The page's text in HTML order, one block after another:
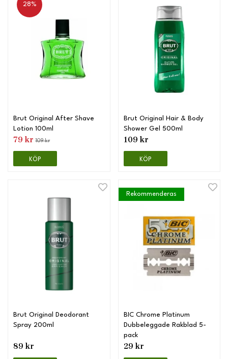
28%
Brut Original After Shave
Lotion 100ml
79 kr 109 kr
KÖP
Brut Original Hair & Body
Shower Gel 500ml
109 kr
KÖP
Brut Original Deodorant
Spray 200ml
89 kr
Rekommenderas
BIC Chrome Platinum
Dubbeleggade Rakblad 5-
pack
29 kr